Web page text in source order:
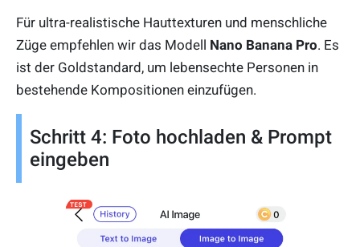
Für ultra-realistische Hauttexturen und menschliche
Züge empfehlen wir das Modell Nano Banana Pro. Es
ist der Goldstandard, um lebensechte Personen in
bestehende Kompositionen einzufügen.
Schritt 4: Foto hochladen & Prompt
eingeben